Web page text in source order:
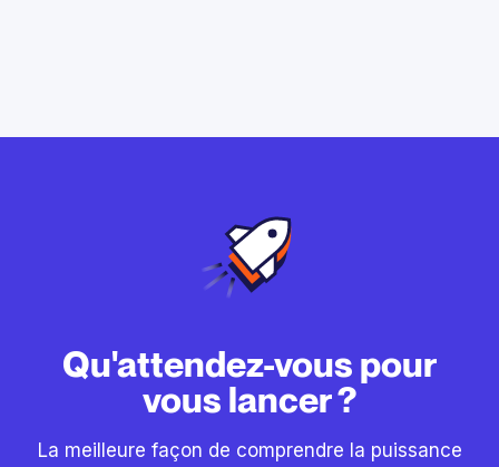
Qu'attendez-vous pour
vous lancer ?
La meilleure façon de comprendre la puissance